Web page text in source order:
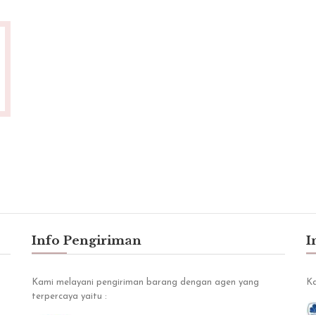
Info Pengiriman
Kami melayani pengiriman barang dengan agen yang
terpercaya yaitu :